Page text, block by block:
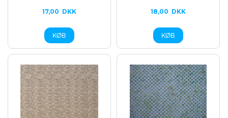
17,00 DKK 18,00 DKK